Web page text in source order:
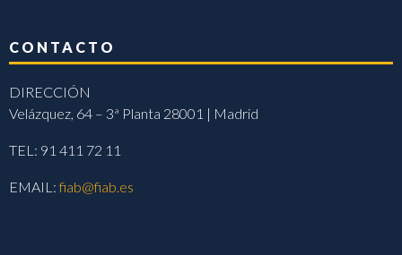
CONTACTO
DIRECCIÓN
Velázquez, 64 – 3ª Planta 28001 | Madrid
TEL: 91 411 72 11
EMAIL:fiab@fiab.es